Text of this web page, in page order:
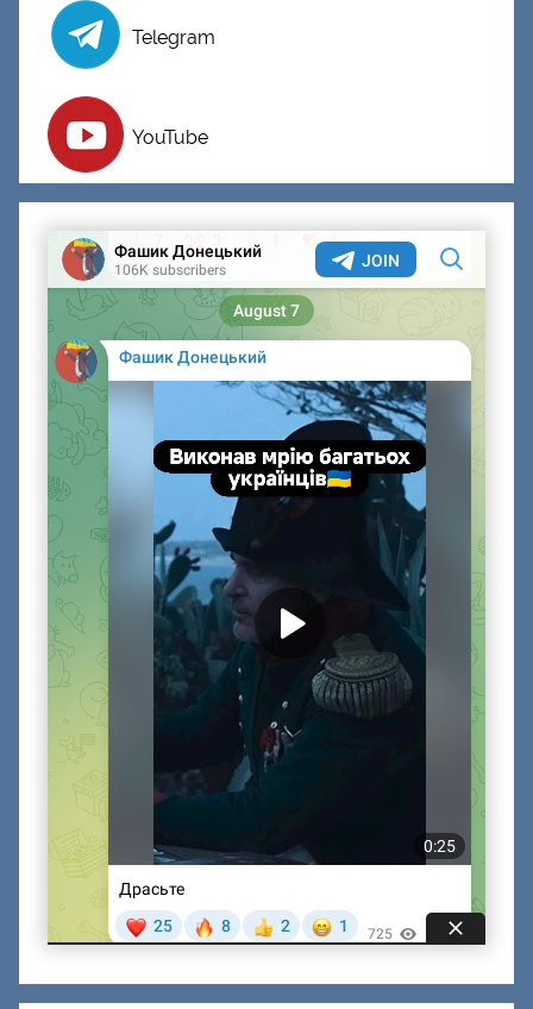
Telegram
YouTube